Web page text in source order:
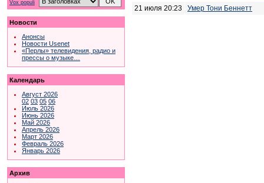
Vox populi
Новости
Анонсы
Новости Usenet
«Перлы» телевидения, радио и
прессы о музыке…
Календарь
Август 2026
02 03 05 06
Июль 2026
Июнь 2026
Май 2026
Апрель 2026
Март 2026
Февраль 2026
Январь 2026
Архив
21 июля 20:23
Умер Тони Беннетт